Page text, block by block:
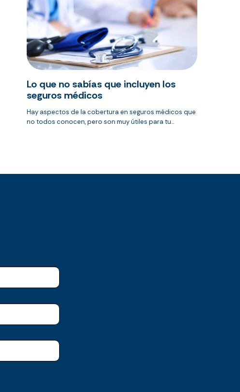
Lo que no sabías que incluyen los
seguros médicos
Hay aspectos de la cobertura en seguros médicos que
no todos conocen, pero son muy útiles para tu...